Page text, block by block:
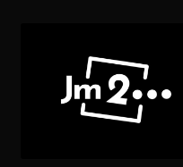
navegación
contenido